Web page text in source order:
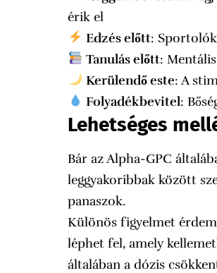
érik el
Edzés előtt:
Tanulás előtt:
Kerülendő este: A
Folyadékbevitel:
Lehetséges
Bár az Alpha-GPC
leggyakoribbak között
panaszok.
Különös figyelmet
léphet fel, amely
általában a dózis